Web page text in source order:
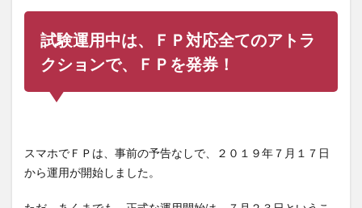
試験運用中は、ＦＰ対応全てのアトラ
クションで、ＦＰを発券！
スマホでＦＰは、事前の予告なしで、２０１９年７月１７日
から運用が開始しました。